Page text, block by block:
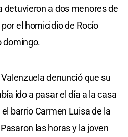
detuvieron a dos menores de
el homicidio de Rocío
domingo.
denunció que su
ido a pasar el día a la casa
barrio Carmen Luisa de la
las horas y la joven